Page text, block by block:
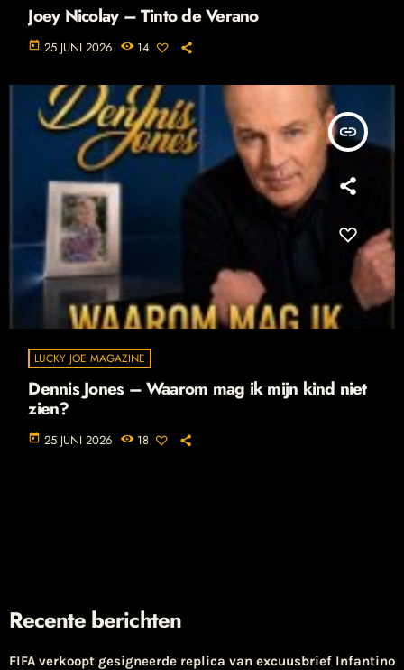
Joey Nicolay – Tinto de Verano
today 25 JUNI 2026 14
insert_link
LUCKY JOE MAGAZINE
Dennis Jones – Waarom mag ik mijn kind niet
zien?
today 25 JUNI 2026 18
Recente berichten
FIFA verkoopt gesigneerde replica van excuusbrief Infantino